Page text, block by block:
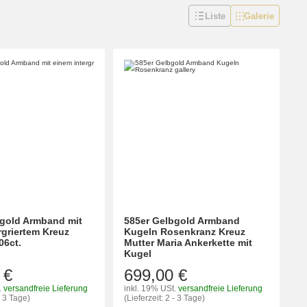
Liste Galerie
Armband mit
Kreuz
versandfreie Lieferung
Tage)
585er Gelbgold Armband
Kugeln Rosenkranz Kreuz
Mutter Maria Ankerkette mit
Kugel
699,00 €
inkl. 19% USt. versandfreie Lieferung
(Lieferzeit: 2 - 3 Tage)